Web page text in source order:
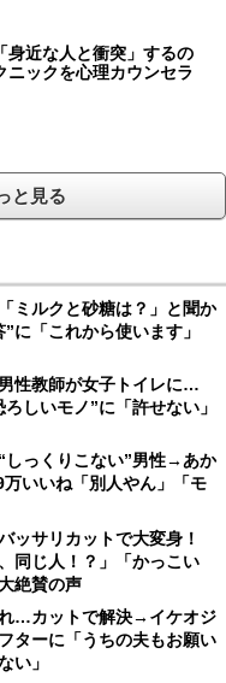
身近な人と衝突」するの
ックを心理カウンセラ
と見る
ミルクと砂糖は？」と聞か
「これから使います」
男性教師が女子トイレに…
しいモノ”に「許せない」
っくりこない”男性→あか
いいね「別人やん」「モ
ッサリカットで大変身！
同じ人！？」「かっこい
絶賛の声
…カットで解決→イケオジ
ターに「うちの夫もお願い
い」